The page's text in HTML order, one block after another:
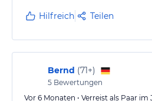
Hilfreich Teilen
Bernd (71+)
5 Bewertungen
Vor 6 Monaten • Verreist als Paar im